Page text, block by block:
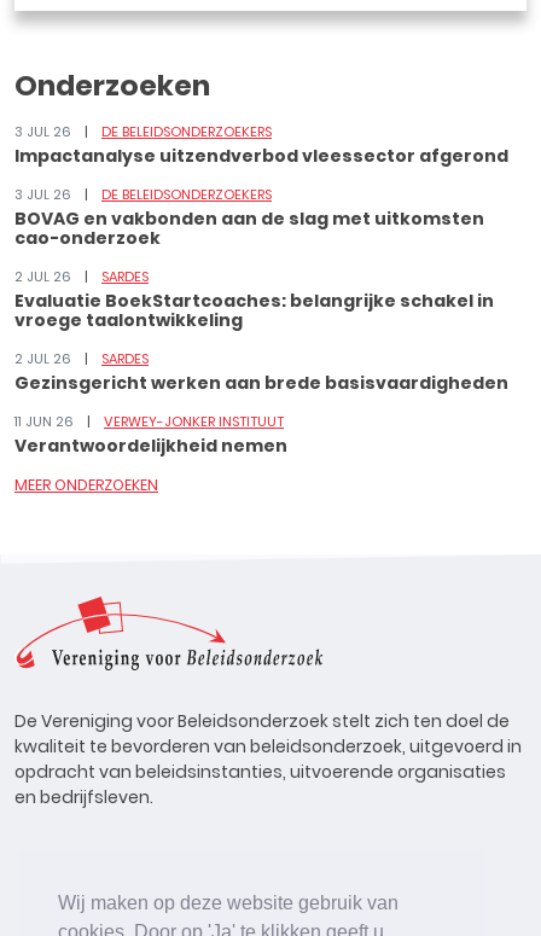
Wij maken op deze website gebruik van
Onderzoeken
3 JUL 26 DE BELEIDSONDERZOEKERS
Impactanalyse uitzendverbod vleessector afgerond
3 JUL 26 DE BELEIDSONDERZOEKERS
BOVAG en vakbonden aan de slag met uitkomsten
cao-onderzoek
2 JUL 26 SARDES
Evaluatie BoekStartcoaches: belangrijke schakel in
vroege taalontwikkeling
2 JUL 26 SARDES
Gezinsgericht werken aan brede basisvaardigheden
11 JUN 26 VERWEY-JONKER INSTITUUT
Verantwoordelijkheid nemen
MEER ONDERZOEKEN
De Vereniging voor Beleidsonderzoek stelt zich ten doel de
kwaliteit te bevorderen van beleidsonderzoek, uitgevoerd in
opdracht van beleidsinstanties, uitvoerende organisaties
en bedrijfsleven.